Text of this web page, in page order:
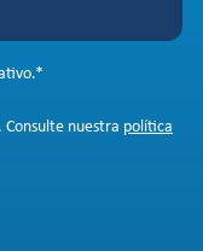
*
nuestra política